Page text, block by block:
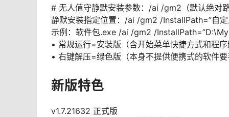
# 无人值守静默安装参数：/ai /gm2（默认绝对
静默安装指定位置：/ai /gm2 /InstallPath=”自定
示例：软件包.exe /ai /gm2 /
• 常规运行=安装版（含开始菜单快捷方式和程
• 右键解压=绿色版（本身不提供便携式的软件
新版特色
v1.7.21632 正式版